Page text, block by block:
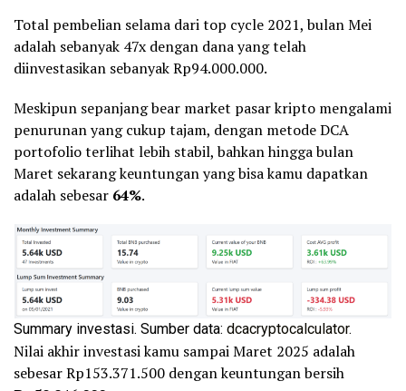
Total pembelian selama dari top cycle 2021, bulan Mei
adalah sebanyak 47x dengan dana yang telah
diinvestasikan sebanyak Rp94.000.000.
Meskipun sepanjang bear market pasar kripto mengalami
penurunan yang cukup tajam, dengan metode DCA
portofolio terlihat lebih stabil, bahkan hingga bulan
Maret sekarang keuntungan yang bisa kamu dapatkan
adalah sebesar 64%.
Summary investasi. Sumber data: dcacryptocalculator.
Nilai akhir investasi kamu sampai Maret 2025 adalah
sebesar Rp153.371.500 dengan keuntungan bersih